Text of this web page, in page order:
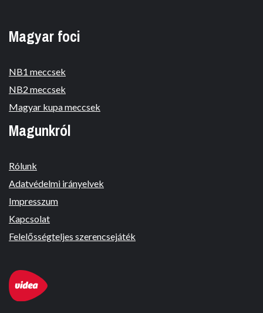
Magyar foci
NB1 meccsek
NB2 meccsek
Magyar kupa meccsek
Magunkról
Rólunk
Adatvédelmi irányelvek
Impresszum
Kapcsolat
Felelősségteljes szerencsejáték